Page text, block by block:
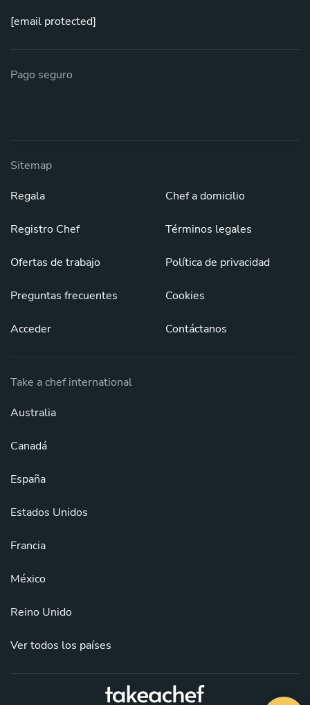
[email protected]
Pago seguro
Sitemap
Regala
Registro Chef
Ofertas de trabajo
Preguntas frecuentes
Acceder
Chef a domicilio
Términos legales
Política de privacidad
Cookies
Contáctanos
Take a chef international
Australia
Canadá
España
Estados Unidos
Francia
México
Reino Unido
Ver todos los países